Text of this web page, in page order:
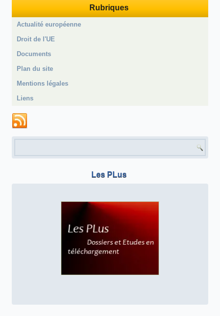
Rubriques
Actualité européenne
Droit de l'UE
Documents
Plan du site
Mentions légales
Liens
Les PLus